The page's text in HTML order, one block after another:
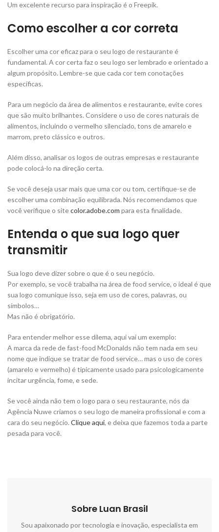
Um excelente recurso para inspiração é o Freepik.
Como escolher a cor correta
Escolher uma cor eficaz para o seu logo de restaurante é
fundamental. A cor certa faz o seu logo ser lembrado e orientado a
algum propósito. Lembre-se que cada cor tem conotações
específicas.
Para um negócio da área de alimentos e restaurante, evite cores
que são muito brilhantes. Considere o uso de cores naturais de
alimentos, incluindo o vermelho silenciado, tons de amarelo e
marrom, preto clássico e outros.
Além disso, analisar os logos de outras empresas e restaurante
pode colocá-lo na direção certa.
Se você deseja usar mais que uma cor ou tom, certifique-se de
escolher uma combinação equilibrada. Nós recomendamos que
você verifique o sitecolor.adobe.com para esta finalidade.
Entenda o que sua logo quer
transmitir
Sua logo deve dizer sobre o que é o seu negócio.
Por exemplo, se você trabalha na área de food service, o ideal é que
sua logo comunique isso, seja em uso de cores, palavras, ou
símbolos…
Mas não é obrigatório.
Para entender melhor esse dilema, aqui vai um exemplo:
A marca da rede de fast-food McDonalds não tem nada em seu
nome que indique se tratar de food service… mas o uso de cores
(amarelo e vermelho) é tipicamente usado para psicologicamente
incitar urgência, fome, e sede.
Se você ainda não tem o logo para o seu restaurante, nós da
Agência Nuwe criamos o seu logo de maneira profissional e com a
cara do seu negócio. Clique aqui, e deixa que fazemos toda a parte
pesada para você.
Sobre Luan Brasil
Sou apaixonado por tecnologia e inovação, especialista em